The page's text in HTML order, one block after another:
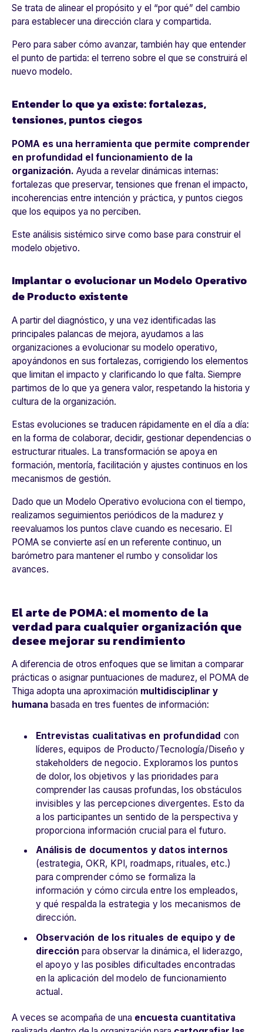
Se trata de alinear el propósito y el “por qué” del cambio
para establecer una dirección clara y compartida.
Pero para saber cómo avanzar, también hay que entender
el punto de partida: el terreno sobre el que se construirá el
nuevo modelo.
Entender lo que ya existe: fortalezas,
tensiones, puntos ciegos
POMA es una herramienta que permite comprender
en profundidad el funcionamiento de la
organización. Ayuda a revelar dinámicas internas:
fortalezas que preservar, tensiones que frenan el impacto,
incoherencias entre intención y práctica, y puntos ciegos
que los equipos ya no perciben.
Este análisis sistémico sirve como base para construir el
modelo objetivo.
Implantar o evolucionar un Modelo Operativo
de Producto existente
A partir del diagnóstico, y una vez identificadas las
principales palancas de mejora, ayudamos a las
organizaciones a evolucionar su modelo operativo,
apoyándonos en sus fortalezas, corrigiendo los elementos
que limitan el impacto y clarificando lo que falta. Siempre
partimos de lo que ya genera valor, respetando la historia y
cultura de la organización.
Estas evoluciones se traducen rápidamente en el día a día:
en la forma de colaborar, decidir, gestionar dependencias o
estructurar rituales. La transformación se apoya en
formación, mentoría, facilitación y ajustes continuos en los
mecanismos de gestión.
Dado que un Modelo Operativo evoluciona con el tiempo,
realizamos seguimientos periódicos de la madurez y
reevaluamos los puntos clave cuando es necesario. El
POMA se convierte así en un referente continuo, un
barómetro para mantener el rumbo y consolidar los
avances.
El arte de POMA: el momento de la
verdad para cualquier organización que
desee mejorar su rendimiento
A diferencia de otros enfoques que se limitan a comparar
prácticas o asignar puntuaciones de madurez, el POMA de
Thiga adopta una aproximación multidisciplinar y
humana basada en tres fuentes de información:
Entrevistas cualitativas en profundidad con
líderes, equipos de Producto/Tecnología/Diseño y
stakeholders de negocio. Exploramos los puntos
de dolor, los objetivos y las prioridades para
comprender las causas profundas, los obstáculos
invisibles y las percepciones divergentes. Esto da
a los participantes un sentido de la perspectiva y
proporciona información crucial para el futuro.
Análisis de documentos y datos internos
(estrategia, OKR, KPI, roadmaps, rituales, etc.)
para comprender cómo se formaliza la
información y cómo circula entre los empleados,
y qué respalda la estrategia y los mecanismos de
dirección.
Observación de los rituales de equipo y de
direcciónpara observar la dinámica, el liderazgo,
el apoyo y las posibles dificultades encontradas
en la aplicación del modelo de funcionamiento
actual.
A veces se acompaña de una encuesta cuantitativa